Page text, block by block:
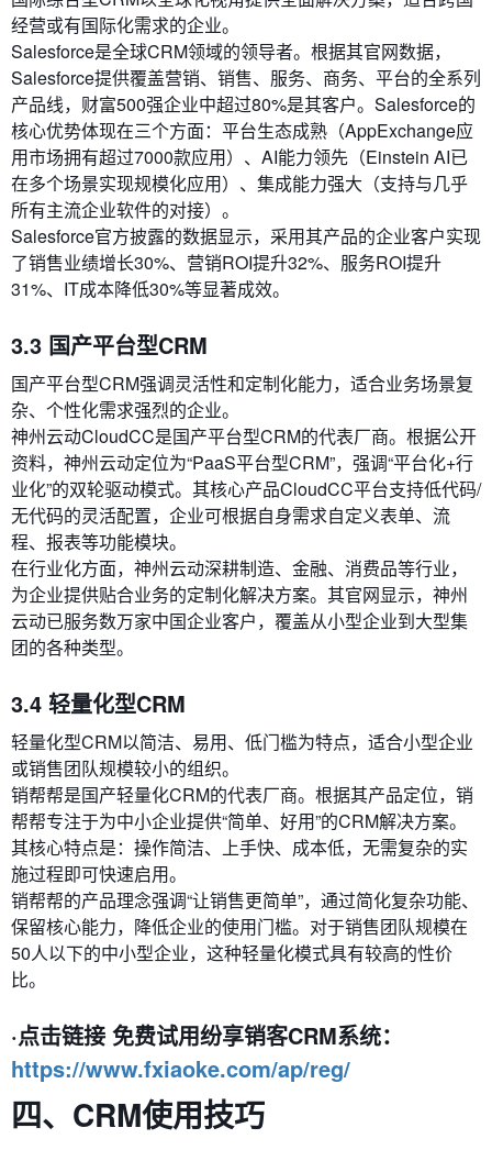
经营或有国际化需求的企业。
Salesforce是全球CRM领域的领导者。根据其官网数据，
Salesforce提供覆盖营销、销售、服务、商务、平台的全系列
产品线，财富500强企业中超过80%是其客户。Salesforce的
核心优势体现在三个方面：平台生态成熟（AppExchange应
用市场拥有超过7000款应用）、AI能力领先（Einstein AI已
在多个场景实现规模化应用）、集成能力强大（支持与几乎
所有主流企业软件的对接）。
Salesforce官方披露的数据显示，采用其产品的企业客户实现
了销售业绩增长30%、营销ROI提升32%、服务ROI提升
31%、IT成本降低30%等显著成效。
3.3 国产平台型CRM
国产平台型CRM强调灵活性和定制化能力，适合业务场景复
杂、个性化需求强烈的企业。
神州云动CloudCC是国产平台型CRM的代表厂商。根据公开
资料，神州云动定位为“PaaS平台型CRM”，强调“平台化+行
业化”的双轮驱动模式。其核心产品CloudCC平台支持低代码/
无代码的灵活配置，企业可根据自身需求自定义表单、流
程、报表等功能模块。
在行业化方面，神州云动深耕制造、金融、消费品等行业，
为企业提供贴合业务的定制化解决方案。其官网显示，神州
云动已服务数万家中国企业客户，覆盖从小型企业到大型集
团的各种类型。
3.4 轻量化型CRM
轻量化型CRM以简洁、易用、低门槛为特点，适合小型企业
或销售团队规模较小的组织。
销帮帮是国产轻量化CRM的代表厂商。根据其产品定位，销
帮帮专注于为中小企业提供“简单、好用”的CRM解决方案。
其核心特点是：操作简洁、上手快、成本低，无需复杂的实
施过程即可快速启用。
销帮帮的产品理念强调“让销售更简单”，通过简化复杂功能、
保留核心能力，降低企业的使用门槛。对于销售团队规模在
50人以下的中小型企业，这种轻量化模式具有较高的性价
比。
·点击链接 免费试用纷享销客CRM系统：
https://www.fxiaoke.com/ap/reg/
四、CRM使用技巧